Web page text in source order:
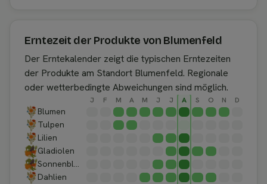
Erntezeit der Produkte von Blumenfeld
Der Erntekalender zeigt die typischen Erntezeiten
der Produkte am Standort Blumenfeld. Regionale
oder wetterbedingte Abweichungen sind möglich.
J F M A M J J A S O N D
Blumen
Tulpen
Lilien
Gladiolen
Sonnenblumen
Dahlien